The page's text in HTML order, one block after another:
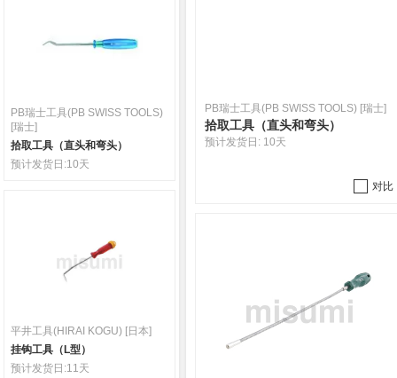
PB瑞士工具(PB SWISS TOOLS)
[瑞士]
拾取工具（直头和弯头）
预计发货日:10天
平井工具(HIRAI KOGU) [日本]
挂钩工具（L型）
预计发货日:11天
PB瑞士工具(PB SWISS TOOLS) [瑞士]
拾取工具（直头和弯头）
预计发货日: 10天
对比